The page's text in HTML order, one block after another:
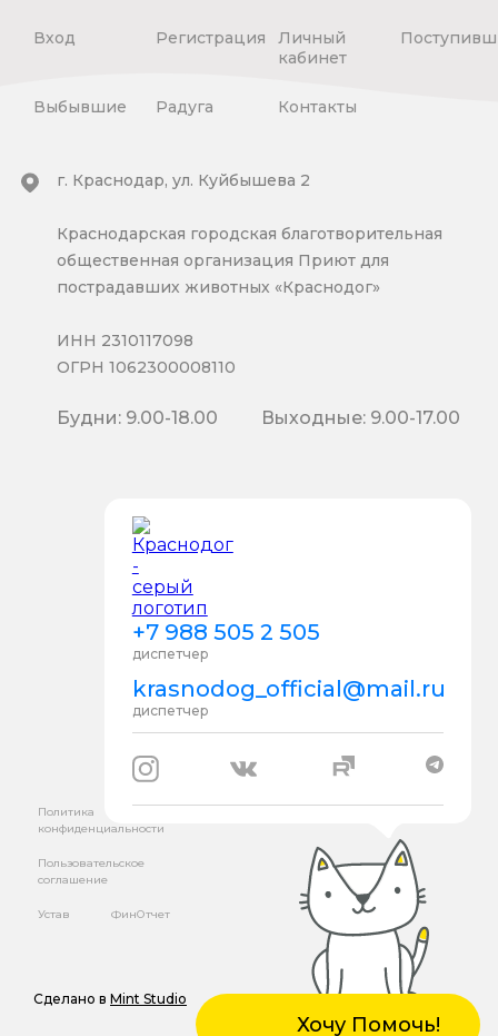
Хочу Помочь!
Вход Регистрация
Личный
кабинет
Выбывшие Радуга Контакты
+7 988 505 2 505
диспетчер
krasnodog_official@mail.ru
диспетчер
г. Краснодар, ул. Куйбышева 2
Краснодарская городская благотворительная
общественная организация Приют для
пострадавших животных «Краснодог»
ИНН 2310117098
ОГРН 1062300008110
Будни: 9.00-18.00 Выходные: 9.00-17.00
Политика
конфиденциальности
Пользовательское
соглашение
Устав ФинОтчет
Сделано в Mint Studio